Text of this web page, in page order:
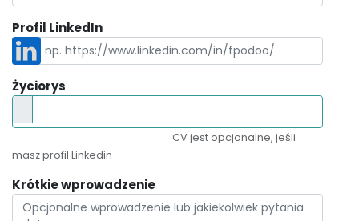
Profil LinkedIn
Życiorys
CV jest opcjonalne, jeśli
masz profil Linkedin
Krótkie wprowadzenie